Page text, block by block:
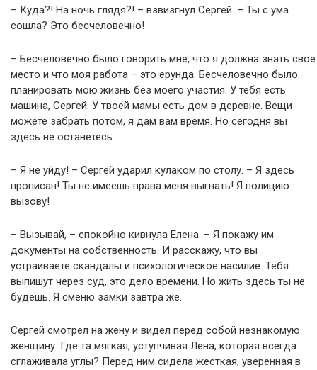
– Куда?! На ночь глядя?! – взвизгнул Сергей. – Ты с ума
сошла? Это бесчеловечно!
– Бесчеловечно было говорить мне, что я должна знать свое
место и что моя работа – это ерунда. Бесчеловечно было
планировать мою жизнь без моего участия. У тебя есть
машина, Сергей. У твоей мамы есть дом в деревне. Вещи
можете забрать потом, я дам вам время. Но сегодня вы
здесь не останетесь.
– Я не уйду! – Сергей ударил кулаком по столу. – Я здесь
прописан! Ты не имеешь права меня выгнать! Я полицию
вызову!
– Вызывай, – спокойно кивнула Елена. – Я покажу им
документы на собственность. И расскажу, что вы
устраиваете скандалы и психологическое насилие. Тебя
выпишут через суд, это дело времени. Но жить здесь ты не
будешь. Я сменю замки завтра же.
Сергей смотрел на жену и видел перед собой незнакомую
женщину. Где та мягкая, уступчивая Лена, которая всегда
сглаживала углы? Перед ним сидела жесткая, уверенная в